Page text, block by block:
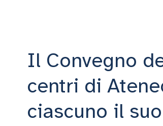
Il Convegno
centri di
ciascuno il suo